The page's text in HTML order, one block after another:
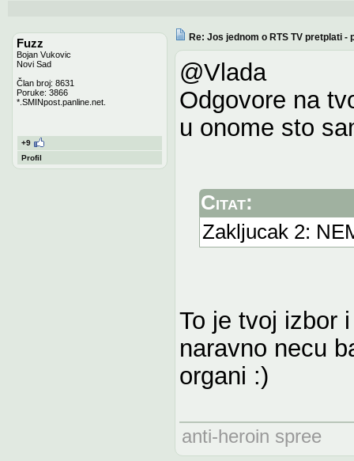
Fuzz
Bojan Vukovic
Novi Sad
Član broj: 8631
Poruke: 3866
*.SMINpost.panline.net.
+9
Profil
Re: Jos jednom o RTS TV pretplati -
@Vlada
Odgovore na
u onome sto
Citat:
Zakljucak 2:
To je tvoj izbor
naravno necu
organi :)
anti-heroin spree